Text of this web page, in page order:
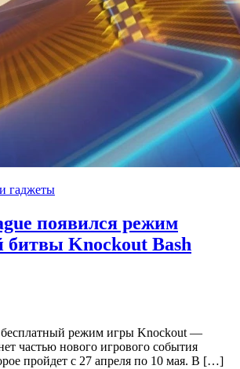
гаджеты
появился режим
битвы Knockout Bash
режим игры Knockout —
частью нового игрового события
пройдет с 27 апреля по 10 мая. В […]